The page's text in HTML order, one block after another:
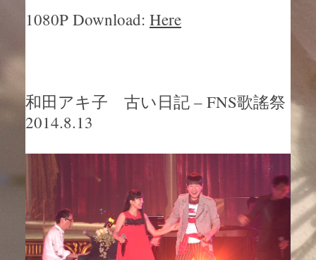
1080P Download: Here
和田アキ子 古い日記 – FNS歌謠祭
2014.8.13